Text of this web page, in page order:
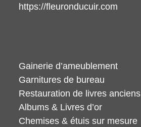
https://fleuronducuir.com
Gainerie d’ameublement
Garnitures de bureau
Restauration de livres anciens
Albums & Livres d’or
Chemises & étuis sur mesure